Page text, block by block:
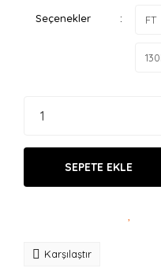
Seçenekler
SEPETE EKLE
Karşılaştır